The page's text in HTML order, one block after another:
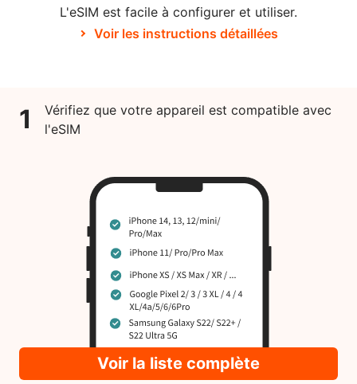
L'eSIM est facile à configurer et utiliser.
Voir les instructions détaillées
1
Vérifiez que votre appareil est compatible avec
l'eSIM
Voir la liste complète